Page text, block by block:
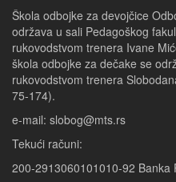
Škola odbojke za devojčice
održava u sali Pedagoškog
rukovodstvom trenera Ivane
škola odbojke za dečake se
rukovodstvom trenera
75-174).
e-mail: slobog@mts.rs
Tekući računi:
200-2913060101010-92 Banka